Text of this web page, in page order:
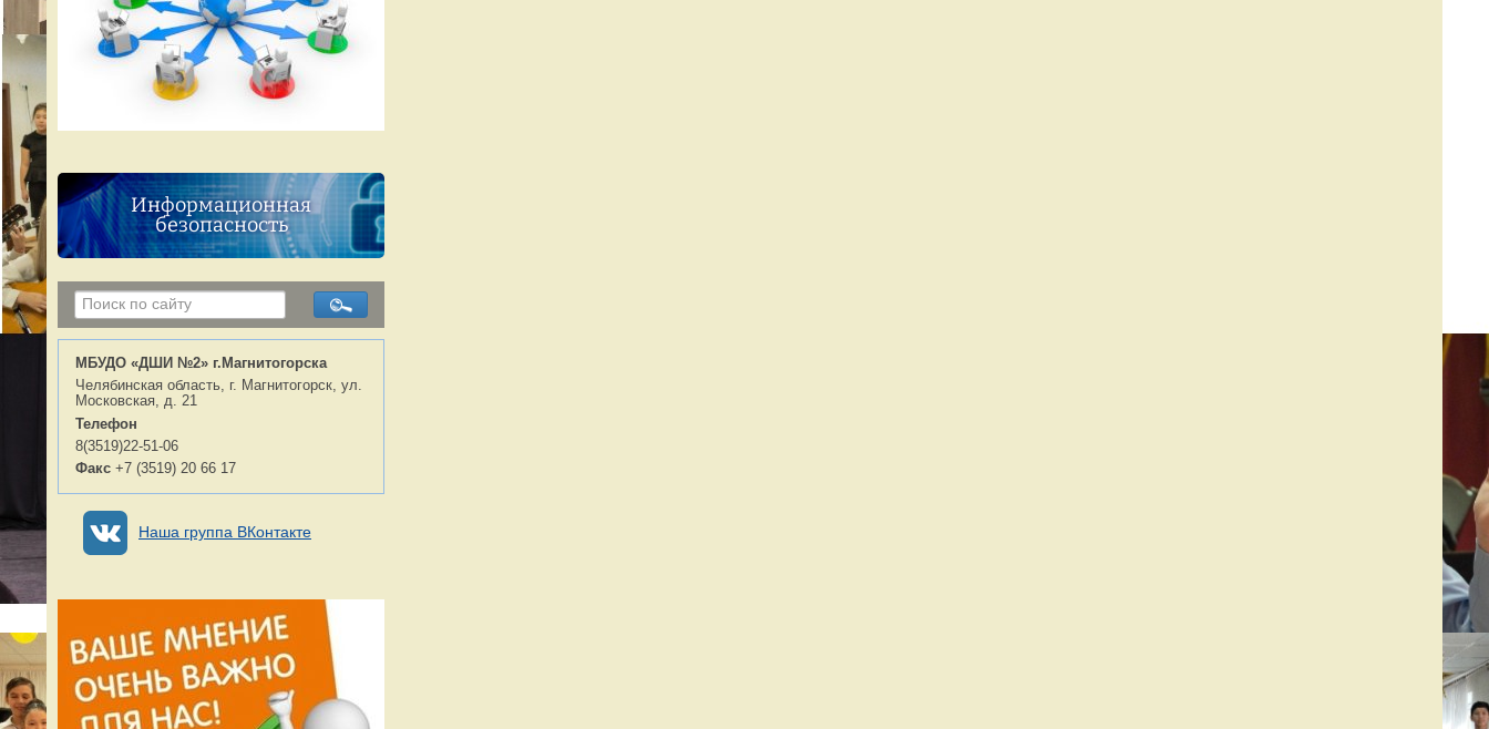
Информационная
безопасность
МБУДО «ДШИ №2» г.Магнитогорска
Челябинская область, г. Магнитогорск, ул.
Московская, д. 21
Телефон
8(3519)22-51-06
Факс +7 (3519) 20 66 17
Наша группа ВКонтакте